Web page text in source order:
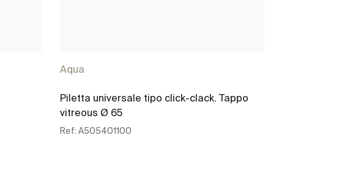
Aqua
Piletta universale tipo click-clack. Tappo
vitreous Ø 65
Ref: A505401100